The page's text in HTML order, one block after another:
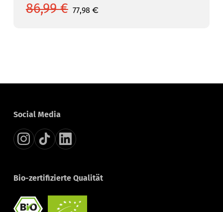
86,99€ Ursprünglicher
Preis
77,98 €Aktueller
Preis
Social Media
Bio-zertifizierte Qualität